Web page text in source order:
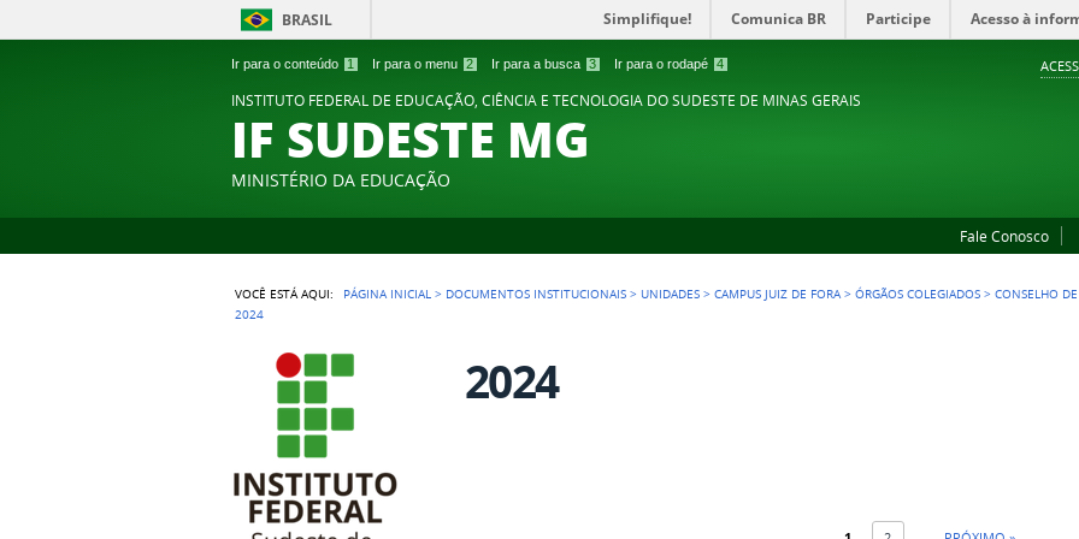
Ir para o conteúdo 1 Ir para o menu 2 Ir para a busca 3 Ir para o rodapé 4
BRASIL Simplifique! Comunica BR Participe Acesso à
INSTITUTO FEDERAL DE EDUCAÇÃO, CIÊNCIA E TECNOLOGIA DO SUDESTE DE MINAS GERAIS
IF SUDESTE MG
MINISTÉRIO DA EDUCAÇÃO
Fale Conosco
VOCÊ ESTÁ AQUI: PÁGINA INICIAL > DOCUMENTOS INSTITUCIONAIS > UNIDADES >CAMPUS JUIZ DE FORA >ÓRGÃOS COLEGIADOS >CONSELHO
2024
2024